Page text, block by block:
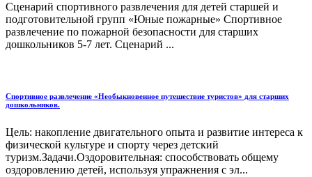
Сценарий спортивного развлечения для детей старшей и
подготовительной групп «Юные пожарные» Спортивное
развлечение по пожарной безопасности для старших
дошкольников 5-7 лет. Сценарий ...
Спортивное развлечение «Необыкновенное путешествие туристов» для старших
дошкольников.
Цель: накопление двигательного опыта и развитие интереса к
физической культуре и спорту через детский
туризм.Задачи.Оздоровительная: способствовать общему
оздоровлению детей, используя упражнения с эл...